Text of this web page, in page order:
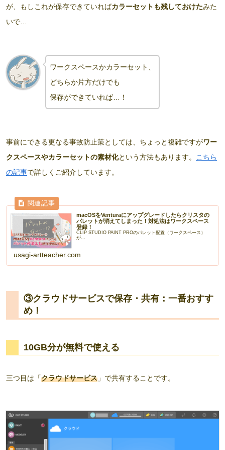
が、もしこれが保存できていればカラーセットも残しておけたみた
いで…
ワークスペースかカラーセット、
どちらか片方だけでも
保存ができていれば…！
事前にできる更なる事故防止策としては、ちょっと複雑ですがワー
クスペースやカラーセットの素材化という方法もあります。
こちら
の記事で詳しくご紹介しています。
macOSをVenturaにアップグレードしたらクリスタの
パレットが消えてしまった！対処法はワークスペース
登録！
CLIP STUDIO PAINT PROのパレット配置（ワークスペース）
が...
usagi-artteacher.com
③クラウドサービスで保存・共有：一番おすす
め！
10GB分が無料で使える
三つ目は「クラウドサービス 」で共有することです。